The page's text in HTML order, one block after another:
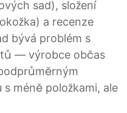
sad), složení
a recenze
bývá problém s
— výrobce občas
méně položkami, ale